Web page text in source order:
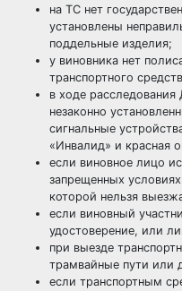
на ТС нет
установлены
поддельные изделия;
у виновника нет
транспортного
в ходе
незаконно
сигнальные
«Инвалид» и красная
если виновное лицо
запрещенных
которой нельзя
если виновный
удостоверение, или
при выезде
трамвайные пути или
если транспортным